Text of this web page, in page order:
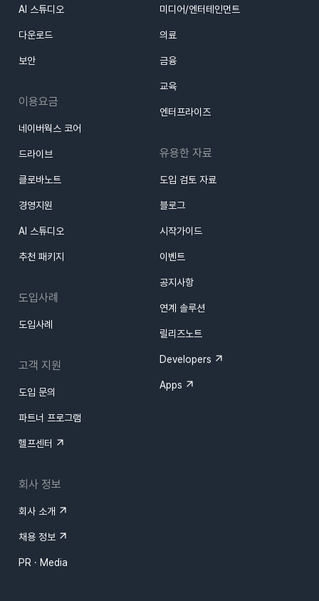
AI 스튜디오
다운로드
보안
이용요금
네이버웍스 코어
드라이브
클로바노트
경영지원
AI 스튜디오
추천 패키지
도입사례
도입사례
고객 지원
도입 문의
파트너 프로그램
헬프센터
회사 정보
회사 소개
채용 정보
PR · Media
미디어/엔터테인먼트
의료
금융
교육
엔터프라이즈
유용한 자료
도입 검토 자료
블로그
시작가이드
이벤트
공지사항
연계 솔루션
릴리즈노트
Developers
Apps